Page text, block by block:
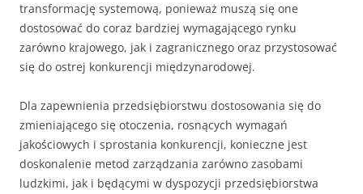
transformację systemową, ponieważ muszą się one
dostosować do coraz bardziej wymagającego rynku
zarówno krajowego, jak i zagranicznego oraz przystosować
się do ostrej konkurencji międzynarodowej.
Dla zapewnienia przedsiębiorstwu dostosowania się do
zmieniającego się otoczenia, rosnących wymagań
jakościowych i sprostania konkurencji, konieczne jest
doskonalenie metod zarządzania zarówno zasobami
ludzkimi, jak i będącymi w dyspozycji przedsiębiorstwa